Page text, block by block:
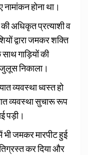
होना था।
की अधिकृत प्रत्याशी व
द्वारा जमकर शक्ति
गाड़ियों की
निकाला।
व्यवस्था ध्वस्त हो
व्यवस्था सुचारू रूप
पड़ी।
भी जमकर मारपीट हुई
कर दिया और